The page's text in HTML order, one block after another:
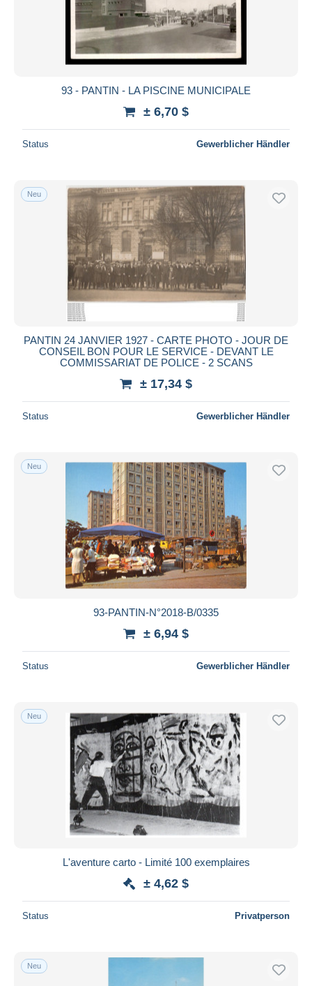
93 - PANTIN - LA PISCINE MUNICIPALE
± 6,70 $
Status Gewerblicher Händler
Neu
PANTIN 24 JANVIER 1927 - CARTE PHOTO - JOUR DE
CONSEIL BON POUR LE SERVICE - DEVANT LE
COMMISSARIAT DE POLICE - 2 SCANS
± 17,34 $
Status Gewerblicher Händler
Neu
93-PANTIN-N°2018-B/0335
± 6,94 $
Status Gewerblicher Händler
Neu
L'aventure carto - Limité 100 exemplaires
± 4,62 $
Status Privatperson
Neu